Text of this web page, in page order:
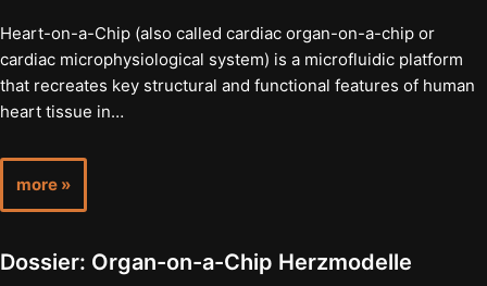
Heart-on-a-Chip (also called cardiac organ-on-a-chip or
cardiac microphysiological system) is a microfluidic platform
that recreates key structural and functional features of human
heart tissue in…
more »
Dossier: Organ-on-a-Chip Herzmodelle